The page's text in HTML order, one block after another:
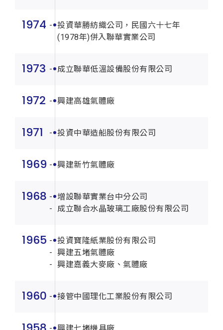
1974
投資華勝紡織公司，民國六十七年
(1978年)併入聯華實業公司
1973 成立聯華低溫設備股份有限公司
1972 興建高雄氣體廠
1971 投資中華造船股份有限公司
1969 興建新竹氣體廠
1968
增設聯華實業台中分公司
成立聯合水晶玻璃工廠股份有限公司
1965
投資寶隆紙業股份有限公司
興建五堵氣體廠
興建嘉義大麥廠、氣體廠
1960 接管中國理化工業股份有限公司